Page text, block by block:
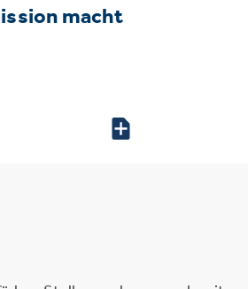
macht